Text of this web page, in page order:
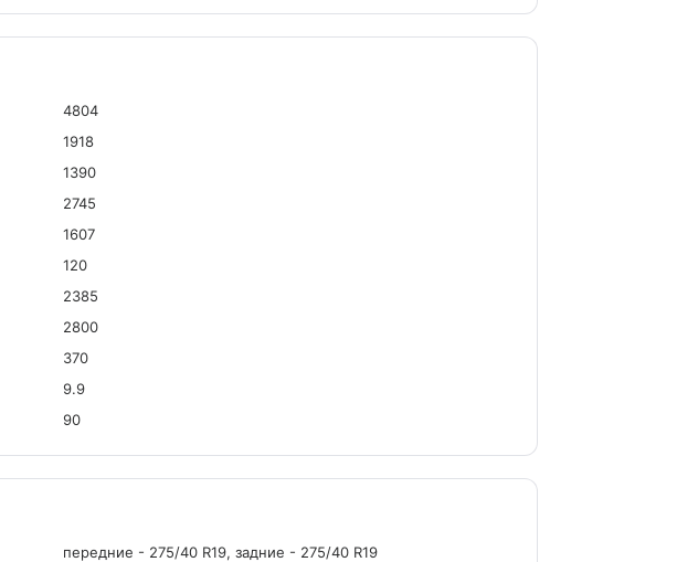
4804
1918
1390
2745
1607
120
2385
2800
370
9.9
90
передние - 275/40 R19, задние - 275/40 R19